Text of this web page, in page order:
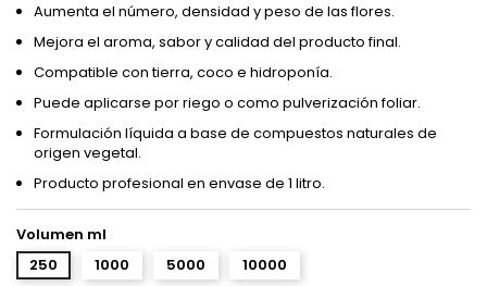
Aumenta el número, densidad y peso de las flores.
Mejora el aroma, sabor y calidad del producto final.
Compatible con tierra, coco e hidroponía.
Puede aplicarse por riego o como pulverización foliar.
Formulación líquida a base de compuestos naturales de
origen vegetal.
Producto profesional en envase de 1 litro.
Volumen ml
250
1000 5000 10000